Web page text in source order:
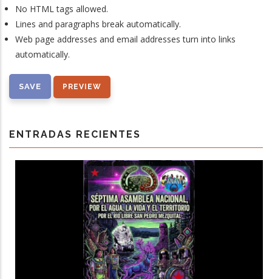
No HTML tags allowed.
Lines and paragraphs break automatically.
Web page addresses and email addresses turn into links
automatically.
ENTRADAS RECIENTES